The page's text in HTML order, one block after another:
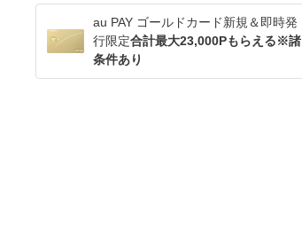
au PAY ゴールドカード新規＆即時発
行限定合計最大23,000Pもらえる※諸
条件あり